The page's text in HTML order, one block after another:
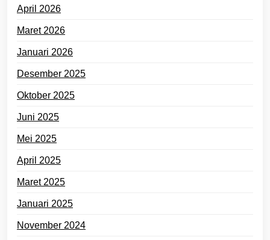
April 2026
Maret 2026
Januari 2026
Desember 2025
Oktober 2025
Juni 2025
Mei 2025
April 2025
Maret 2025
Januari 2025
November 2024